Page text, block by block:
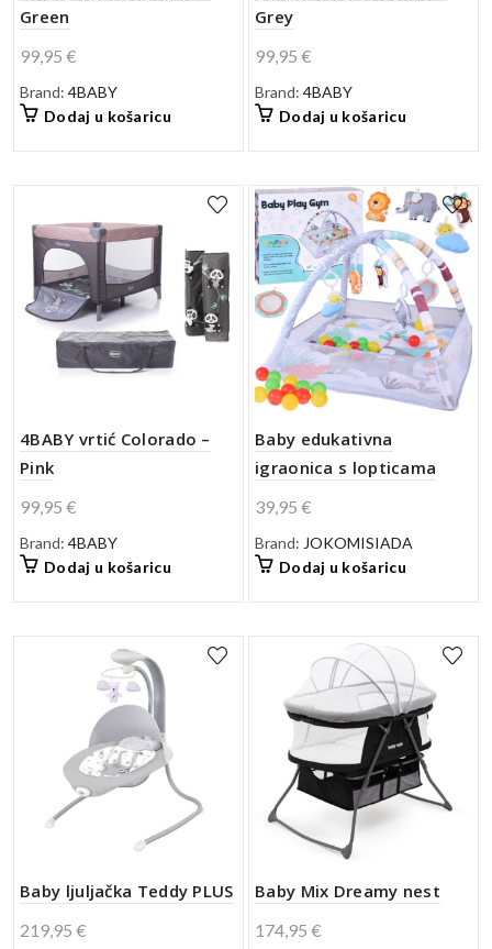
Green
99,95€
Brand:4BABY
Dodaj u košaricu
Grey
99,95€
Brand:4BABY
Dodaj u košaricu
4BABY vrtić Colorado –
Pink
99,95€
Brand:4BABY
Dodaj u košaricu
Baby edukativna
igraonica s lopticama
39,95€
Brand: JOKOMISIADA
Dodaj u košaricu
Baby ljuljačka Teddy PLUS
219,95€
Baby Mix Dreamy nest
174,95€